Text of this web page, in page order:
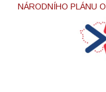
NÁRODNÍHO PLÁNU